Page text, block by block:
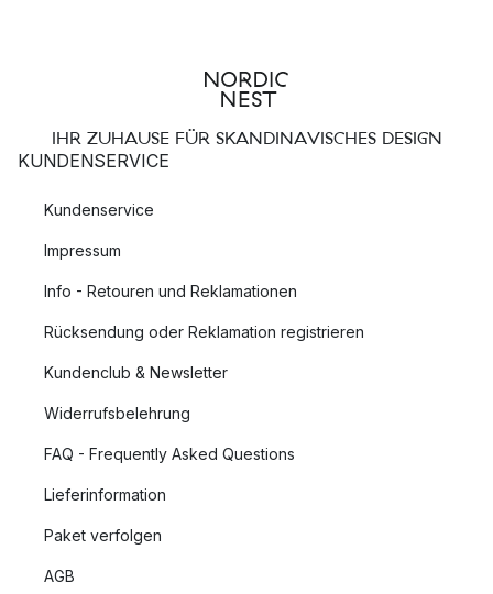
IHR ZUHAUSE FÜR SKANDINAVISCHES DESIGN
KUNDENSERVICE
Kundenservice
Impressum
Info - Retouren und Reklamationen
Rücksendung oder Reklamation registrieren
Kundenclub & Newsletter
Widerrufsbelehrung
FAQ - Frequently Asked Questions
Lieferinformation
Paket verfolgen
AGB